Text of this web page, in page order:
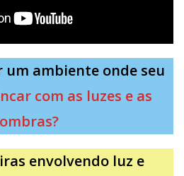
ambiente onde seu
com as luzes e as
envolvendo luz e